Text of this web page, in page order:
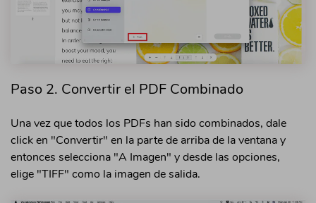
Paso 2. Convertir el PDF Combinado
Una vez que todos los PDFs han sido combinados, dale
click en "Convertir" en la parte de arriba de la ventana y
entonces selecciona "A Imagen" y desde las opciones,
elige "TIFF" como la imagen de salida.